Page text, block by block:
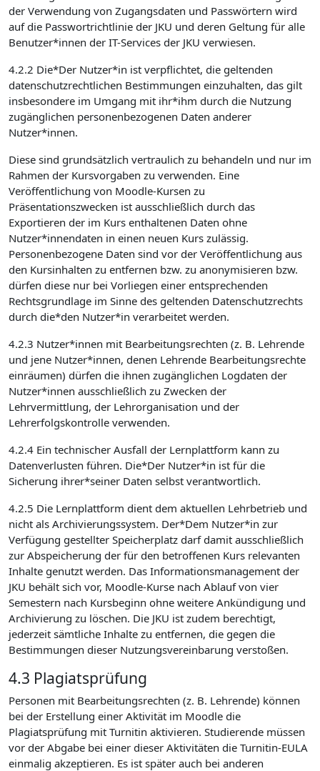
der Verwendung von Zugangsdaten und Passwörtern wird
auf die Passwortrichtlinie der JKU und deren Geltung für alle
Benutzer*innen der IT-Services der JKU verwiesen.
4.2.2 Die*Der Nutzer*in ist verpflichtet, die geltenden
datenschutzrechtlichen Bestimmungen einzuhalten, das gilt
insbesondere im Umgang mit ihr*ihm durch die Nutzung
zugänglichen personenbezogenen Daten anderer
Nutzer*innen.
Diese sind grundsätzlich vertraulich zu behandeln und nur im
Rahmen der Kursvorgaben zu verwenden. Eine
Veröffentlichung von Moodle-Kursen zu
Präsentationszwecken ist ausschließlich durch das
Exportieren der im Kurs enthaltenen Daten ohne
Nutzer*innendaten in einen neuen Kurs zulässig.
Personenbezogene Daten sind vor der Veröffentlichung aus
den Kursinhalten zu entfernen bzw. zu anonymisieren bzw.
dürfen diese nur bei Vorliegen einer entsprechenden
Rechtsgrundlage im Sinne des geltenden Datenschutzrechts
durch die*den Nutzer*in verarbeitet werden.
4.2.3 Nutzer*innen mit Bearbeitungsrechten (z. B. Lehrende
und jene Nutzer*innen, denen Lehrende Bearbeitungsrechte
einräumen) dürfen die ihnen zugänglichen Logdaten der
Nutzer*innen ausschließlich zu Zwecken der
Lehrvermittlung, der Lehrorganisation und der
Lehrerfolgskontrolle verwenden.
4.2.4 Ein technischer Ausfall der Lernplattform kann zu
Datenverlusten führen. Die*Der Nutzer*in ist für die
Sicherung ihrer*seiner Daten selbst verantwortlich.
4.2.5 Die Lernplattform dient dem aktuellen Lehrbetrieb und
nicht als Archivierungssystem. Der*Dem Nutzer*in zur
Verfügung gestellter Speicherplatz darf damit ausschließlich
zur Abspeicherung der für den betroffenen Kurs relevanten
Inhalte genutzt werden. Das Informationsmanagement der
JKU behält sich vor, Moodle-Kurse nach Ablauf von vier
Semestern nach Kursbeginn ohne weitere Ankündigung und
Archivierung zu löschen. Die JKU ist zudem berechtigt,
jederzeit sämtliche Inhalte zu entfernen, die gegen die
Bestimmungen dieser Nutzungsvereinbarung verstoßen.
4.3 Plagiatsprüfung
Personen mit Bearbeitungsrechten (z. B. Lehrende) können
bei der Erstellung einer Aktivität im Moodle die
Plagiatsprüfung mit Turnitin aktivieren. Studierende müssen
vor der Abgabe bei einer dieser Aktivitäten die Turnitin-EULA
einmalig akzeptieren. Es ist später auch bei anderen